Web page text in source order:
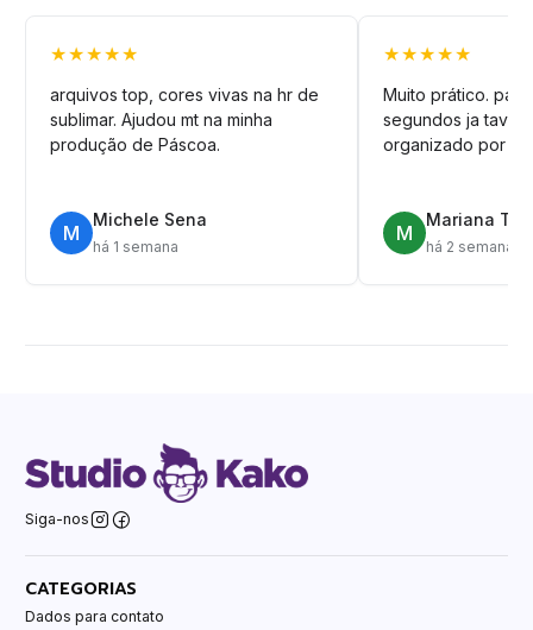
★★★★★
arquivos top, cores vivas na hr de
sublimar. Ajudou mt na minha
produção de Páscoa.
M
Michele Sena
há 1 semana
★★★★★
Muito prático.
segundos ja tava
organizado por
M
Mariana T.
há 2 semanas
Siga-nos
CATEGORIAS
Dados para contato